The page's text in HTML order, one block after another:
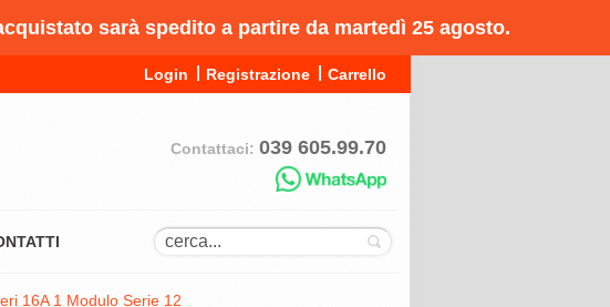
sarà spedito a partire da martedì 25 agosto.
Login Registrazione Carrello
Contattaci: 039 605.99.70
16A 1 Modulo Serie 12